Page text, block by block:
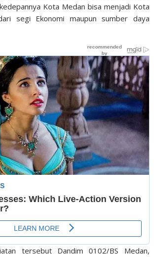
Kota Medan bisa menjadi Kota
segi Ekonomi maupun sumber daya
tersebut Dandim 0102/BS Medan,